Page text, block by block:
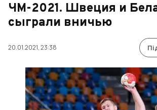
ЧМ-2021. Швеция и
сыграли вничью
20.01.2021, 23:38